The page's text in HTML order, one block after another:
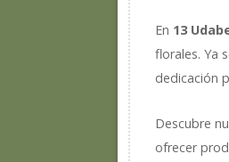
En 13
florales. Ya
dedicación
Descubre
ofrecer